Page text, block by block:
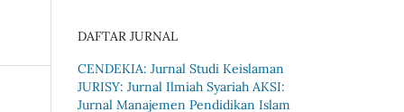
DAFTAR JURNAL
CENDEKIA: Jurnal Studi Keislaman
JURISY: Jurnal Ilmiah Syariah AKSI:
Jurnal Manajemen Pendidikan Islam